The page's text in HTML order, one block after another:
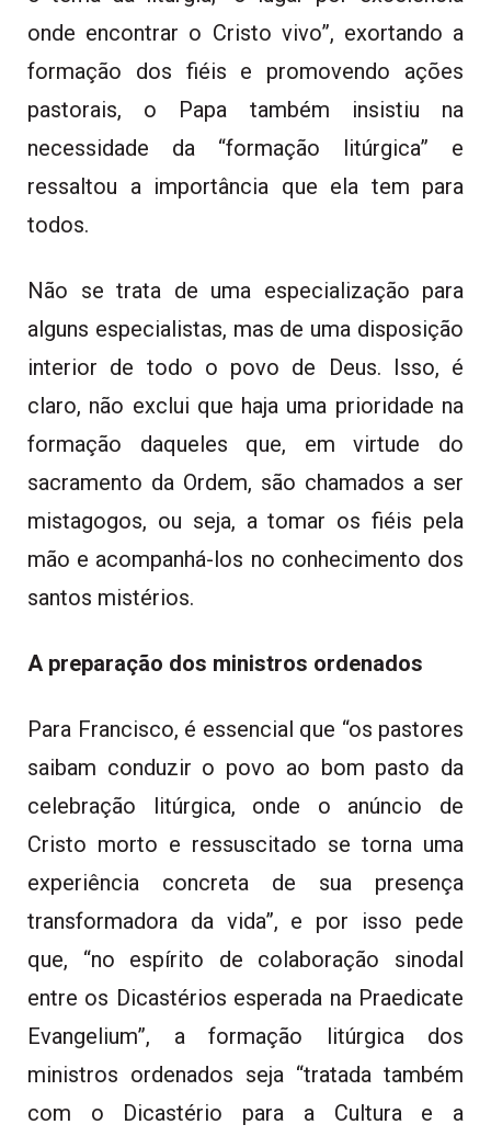
onde encontrar o Cristo vivo”, exortando a
formação dos fiéis e promovendo ações
pastorais, o Papa também insistiu na
necessidade da “formação litúrgica” e
ressaltou a importância que ela tem para
todos.
Não se trata de uma especialização para
alguns especialistas, mas de uma disposição
interior de todo o povo de Deus. Isso, é
claro, não exclui que haja uma prioridade na
formação daqueles que, em virtude do
sacramento da Ordem, são chamados a ser
mistagogos, ou seja, a tomar os fiéis pela
mão e acompanhá-los no conhecimento dos
santos mistérios.
A preparação dos ministros ordenados
Para Francisco, é essencial que “os pastores
saibam conduzir o povo ao bom pasto da
celebração litúrgica, onde o anúncio de
Cristo morto e ressuscitado se torna uma
experiência concreta de sua presença
transformadora da vida”, e por isso pede
que, “no espírito de colaboração sinodal
entre os Dicastérios esperada na Praedicate
Evangelium”, a formação litúrgica dos
ministros ordenados seja “tratada também
com o Dicastério para a Cultura e a